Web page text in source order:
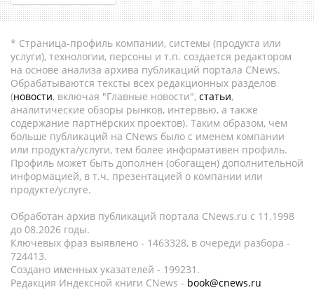
* Страница-профиль компании, системы (продукта или
услуги), технологии, персоны и т.п. создается редактором
на основе анализа архива публикаций портала CNews.
Обрабатываются тексты всех редакционных разделов
(новости, включая "Главные новости", статьи,
аналитические обзоры рынков, интервью, а также
содержание партнёрских проектов). Таким образом, чем
больше публикаций на CNews было с именем компании
или продукта/услуги, тем более информативен профиль.
Профиль может быть дополнен (обогащен) дополнительной
информацией, в т.ч. презентацией о компании или
продукте/услуге.
Обработан архив публикаций портала CNews.ru c 11.1998
до 08.2026 годы.
Ключевых фраз выявлено - 1463328, в очереди разбора -
724413.
Создано именных указателей - 199231.
Редакция Индексной книги CNews - book@cnews.ru